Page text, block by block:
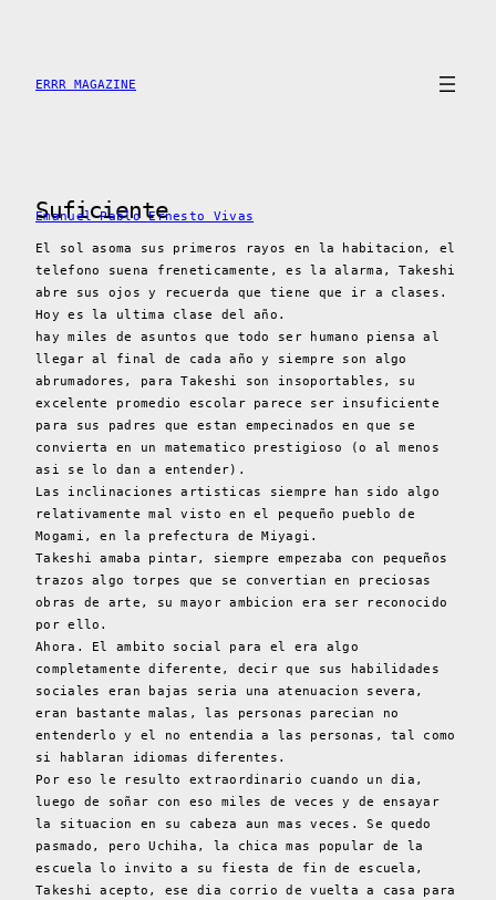
content
ERRR MAGAZINE
Suficiente
Emanuel Pablo Ernesto Vivas
El sol asoma sus primeros rayos en la habitacion, el
telefono suena freneticamente, es la alarma, Takeshi
abre sus ojos y recuerda que tiene que ir a clases.
Hoy es la ultima clase del año.
hay miles de asuntos que todo ser humano piensa al
llegar al final de cada año y siempre son algo
abrumadores, para Takeshi son insoportables, su
excelente promedio escolar parece ser insuficiente
para sus padres que estan empecinados en que se
convierta en un matematico prestigioso (o al menos
asi se lo dan a entender).
Las inclinaciones artisticas siempre han sido algo
relativamente mal visto en el pequeño pueblo de
Mogami, en la prefectura de Miyagi.
Takeshi amaba pintar, siempre empezaba con pequeños
trazos algo torpes que se convertian en preciosas
obras de arte, su mayor ambicion era ser reconocido
por ello.
Ahora. El ambito social para el era algo
completamente diferente, decir que sus habilidades
sociales eran bajas seria una atenuacion severa,
eran bastante malas, las personas parecian no
entenderlo y el no entendia a las personas, tal como
si hablaran idiomas diferentes.
Por eso le resulto extraordinario cuando un dia,
luego de soñar con eso miles de veces y de ensayar
la situacion en su cabeza aun mas veces. Se quedo
pasmado, pero Uchiha, la chica mas popular de la
escuela lo invito a su fiesta de fin de escuela,
Takeshi acepto, ese dia corrio de vuelta a casa para